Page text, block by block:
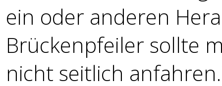
ein oder anderen
Brückenpfeiler sollte
nicht seitlich